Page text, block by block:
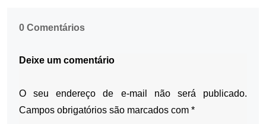
0 Comentários
Deixe um comentário
O seu endereço de e-mail não será publicado.
Campos obrigatórios são marcados com *